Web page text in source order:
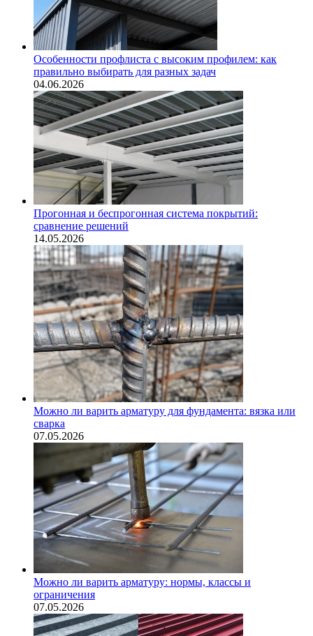
Особенности профлиста с высоким профилем: как
правильно выбирать для разных задач
04.06.2026
Прогонная и беспрогонная система покрытий:
сравнение решений
14.05.2026
Можно ли варить арматуру для фундамента: вязка или
сварка
07.05.2026
Можно ли варить арматуру: нормы, классы и
ограничения
07.05.2026